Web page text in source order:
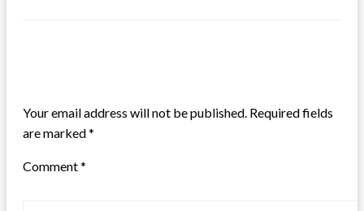
Your email address will not be published. Required fields
are marked*
Comment*